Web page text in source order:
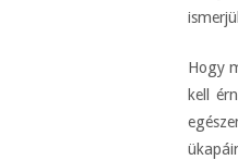
Hogy
kell